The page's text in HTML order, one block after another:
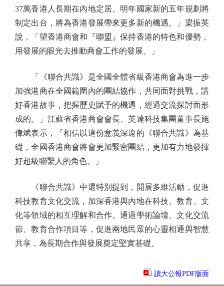
37萬香港人長期在內地定居。明年國家新的五年規劃將
制定出台，將為香港發展帶來更多新的機遇。」梁振英
說，「望香港商會和『聯盟』保持香港的特色和優勢，
用發展的眼光去推動商會工作的發展。」
「《聯合共識》是全國全體省級香港商會為進一步
加強港商在全國範圍內的團結協作，共同面對挑戰，講
好香港故事，把握歷史賦予的機遇，經過交流探討而形
成的。」江蘇省香港商會會長、英達科技集團董事長施
偉斌表示，「相信以這份意義深遠的《聯合共識》為基
礎，全國香港商會將會更加緊密團結，更加有力地發揮
好超級聯繫人的角色。」
《聯合共識》中還特別提到，開展多維活動，促進
科技教育文化交流，加深香港與內地在科技、教育、文
化等領域的相互理解和合作。通過學術論壇、文化交流
節、教育合作項目等，促進兩地民眾的心靈相通與智慧
共享，為長期合作與發展奠定堅實基礎。
讀大公報PDF版面